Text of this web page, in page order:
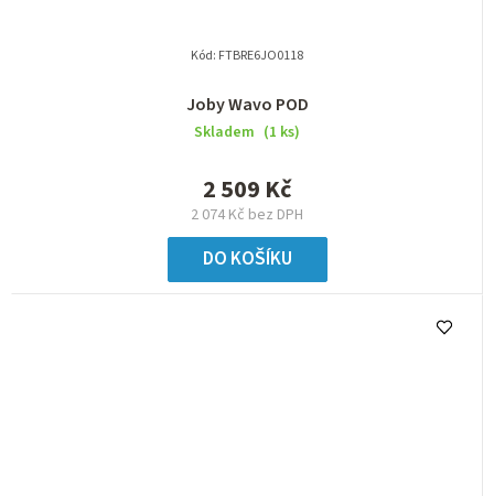
Joby Wavo POD
Skladem (1 ks)
2 074 Kč bez DPH
2 509 Kč
DO KOŠÍKU
Kód: FTBRE6JO0118